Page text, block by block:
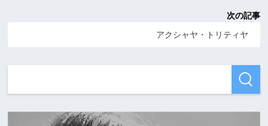
次の記事
アクシャヤ・トリティヤ